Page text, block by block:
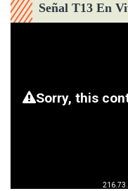
Señal T13 En